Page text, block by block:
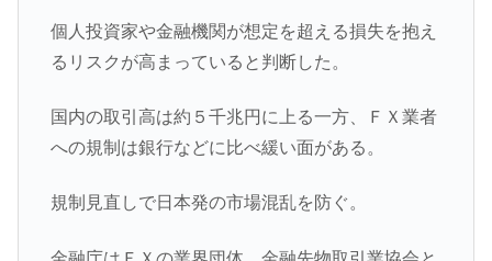
個人投資家や金融機関が想定を超える損失を抱え
るリスクが高まっていると判断した。
国内の取引高は約５千兆円に上る一方、ＦＸ業者
への規制は銀行などに比べ緩い面がある。
規制見直しで日本発の市場混乱を防ぐ。